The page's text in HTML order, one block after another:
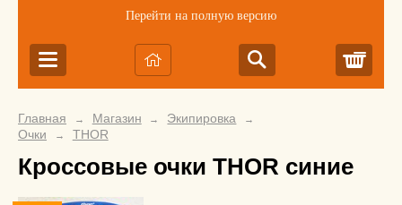
Перейти на полную версию
Главная → Магазин → Экипировка →
Очки → THOR
Кроссовые очки THOR синие